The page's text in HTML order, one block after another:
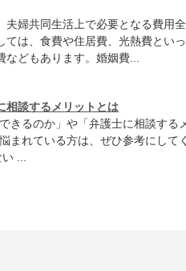
夫婦共同生活上で必要となる費用
ては、食費や住居費、光熱費とい
どもあります。婚姻費...
相談するメリットとは
きるのか」や「弁護士に相談する
まれている方は、ぜひ参考にして
...